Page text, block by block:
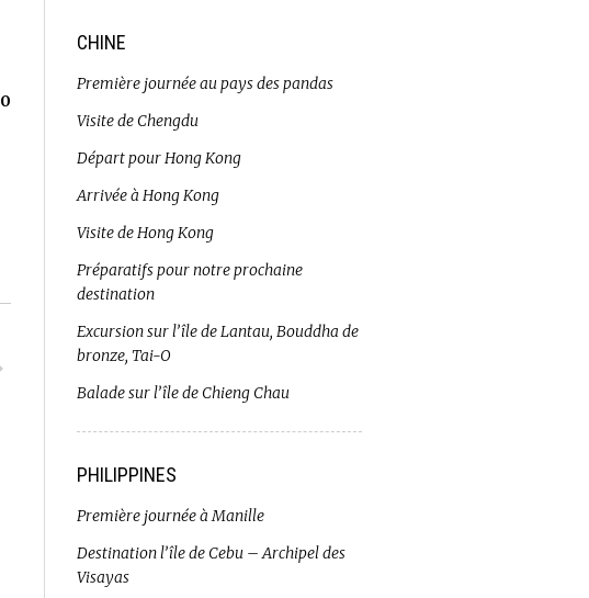
0
CHINE
Première journée au pays des pandas
Visite de Chengdu
Départ pour Hong Kong
Arrivée à Hong Kong
Visite de Hong Kong
Préparatifs pour notre prochaine
destination
Excursion sur l’île de Lantau, Bouddha de
bronze, Tai-O
Balade sur l’île de Chieng Chau
PHILIPPINES
Première journée à Manille
Destination l’île de Cebu – Archipel des
Visayas